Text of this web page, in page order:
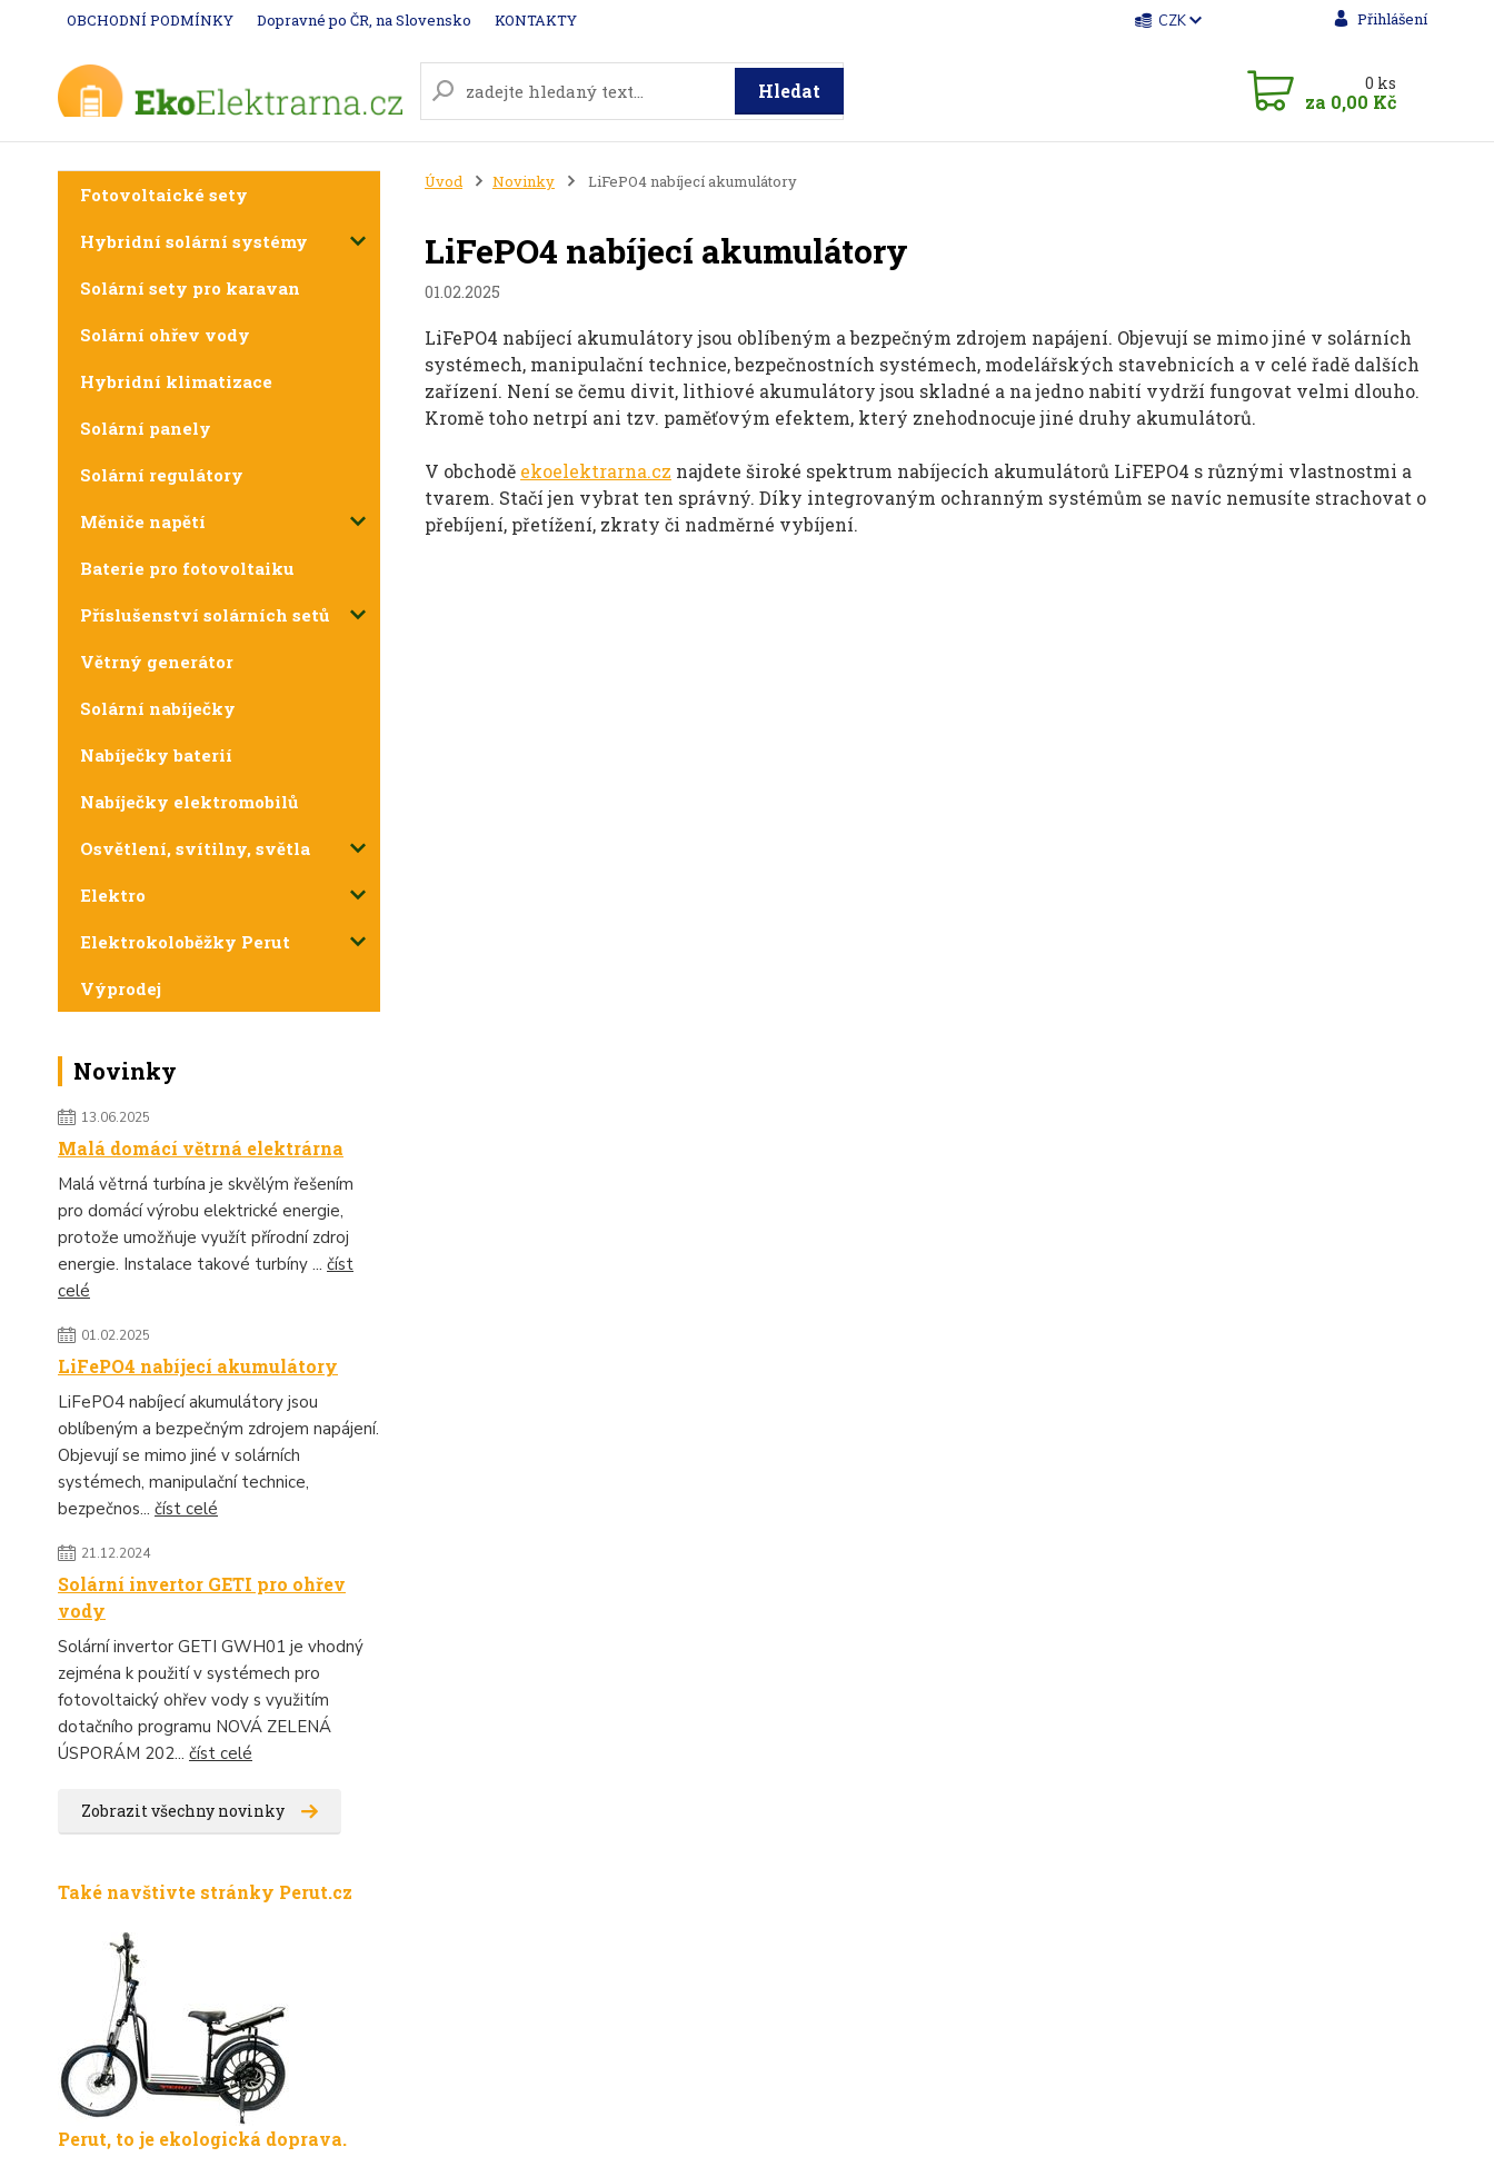
OBCHODNÍ PODMÍNKY Dopravné po ČR, na Slovensko KONTAKTY CZK Přihlášení
Hledat 0 ks
za 0,00 Kč
Fotovoltaické sety
Hybridní solární systémy
Solární sety pro karavan
Solární ohřev vody
Hybridní klimatizace
Solární panely
Solární regulátory
Měniče napětí
Baterie pro fotovoltaiku
Příslušenství solárních setů
Větrný generátor
Solární nabíječky
Nabíječky baterií
Nabíječky elektromobilů
Osvětlení, svítilny, světla
Elektro
Elektrokoloběžky Perut
Výprodej
Novinky
13.06.2025
Malá domácí větrná elektrárna
Malá větrná turbína je skvělým řešením
pro domácí výrobu elektrické energie,
protože umožňuje využít přírodní zdroj
energie. Instalace takové turbíny ... číst
celé
01.02.2025
LiFePO4 nabíjecí akumulátory
LiFePO4 nabíjecí akumulátory jsou
oblíbeným a bezpečným zdrojem napájení.
Objevují se mimo jiné v solárních
systémech, manipulační technice,
bezpečnos... číst celé
21.12.2024
Solární invertor GETI pro ohřev
vody
Solární invertor GETI GWH01 je vhodný
zejména k použití v systémech pro
fotovoltaický ohřev vody s využitím
dotačního programu NOVÁ ZELENÁ
ÚSPORÁM 202... číst celé
Zobrazit všechny novinky
Také navštivte stránky Perut.cz
Perut, to je ekologická doprava.
Úvod Novinky LiFePO4 nabíjecí akumulátory
LiFePO4 nabíjecí akumulátory
01.02.2025
LiFePO4 nabíjecí akumulátory jsou oblíbeným a bezpečným zdrojem napájení. Objevují se mimo jiné v solárních
systémech, manipulační technice, bezpečnostních systémech, modelářských stavebnicích a v celé řadě dalších
zařízení. Není se čemu divit, lithiové akumulátory jsou skladné a na jedno nabití vydrží fungovat velmi dlouho.
Kromě toho netrpí ani tzv. paměťovým efektem, který znehodnocuje jiné druhy akumulátorů.
V obchodě ekoelektrarna.cz najdete široké spektrum nabíjecích akumulátorů LiFEPO4 s různými vlastnostmi a
tvarem. Stačí jen vybrat ten správný. Díky integrovaným ochranným systémům se navíc nemusíte strachovat o
přebíjení, přetížení, zkraty či nadměrné vybíjení.